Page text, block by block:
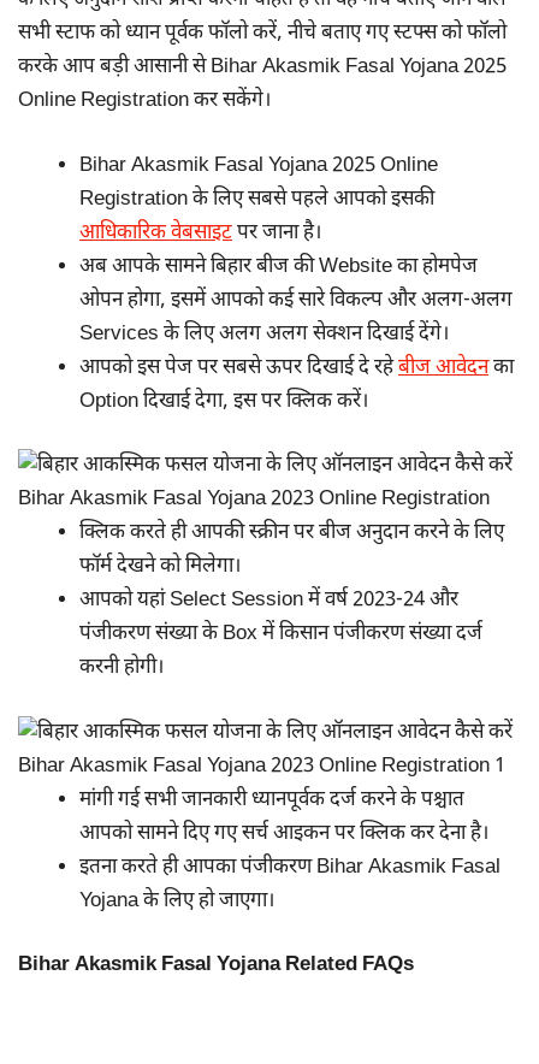
सभी स्टाफ को ध्यान पूर्वक फॉलो करें, नीचे बताए गए स्टफ्स को फॉलो
करके आप बड़ी आसानी से Bihar Akasmik Fasal Yojana 2025
Online Registration कर सकेंगे।
Bihar Akasmik Fasal Yojana 2025 Online
Registration के लिए सबसे पहले आपको इसकी
आधिकारिक वेबसाइटपर जाना है।
अब आपके सामने बिहार बीज की Website का होमपेज
ओपन होगा, इसमें आपको कई सारे विकल्प और अलग-अलग
Services के लिए अलग अलग सेक्शन दिखाई देंगे।
आपको इस पेज पर सबसे ऊपर दिखाई दे रहेबीज आवेदनका
Option दिखाई देगा, इस पर क्लिक करें।
क्लिक करते ही आपकी स्क्रीन पर बीज अनुदान करने के लिए
फॉर्म देखने को मिलेगा।
आपको यहां Select Session में वर्ष 2023-24 और
पंजीकरण संख्या के Box में किसान पंजीकरण संख्या दर्ज
करनी होगी।
मांगी गई सभी जानकारी ध्यानपूर्वक दर्ज करने के पश्चात
आपको सामने दिए गए सर्च आइकन पर क्लिक कर देना है।
इतना करते ही आपका पंजीकरण Bihar Akasmik Fasal
Yojana के लिए हो जाएगा।
Bihar Akasmik Fasal Yojana Related FAQs